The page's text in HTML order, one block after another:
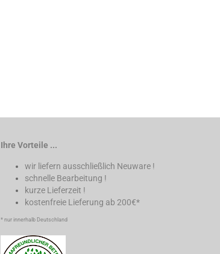
Ihre Vorteile ...
wir liefern ausschließlich Neuware !
schnelle Bearbeitung !
kurze Lieferzeit !
kostenfreie Lieferung ab 200€*
* nur innerhalb Deutschland